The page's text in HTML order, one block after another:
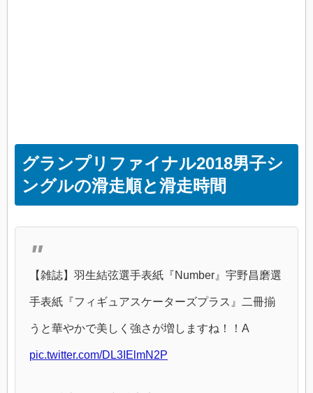
グランプリファイナル2018男子シ
ングルの滑走順と滑走時間
【雑誌】羽生結弦選手表紙『Number』宇野昌磨選
手表紙『フィギュアスケーターズプラス』二冊揃
うと華やかで美しく強さが増しますね！！A
pic.twitter.com/DL3IElmN2P